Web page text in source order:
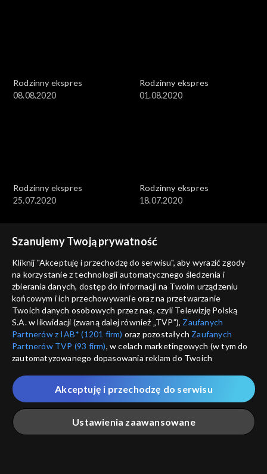
Rodzinny ekspres
08.08.2020
Rodzinny ekspres
01.08.2020
Rodzinny ekspres
25.07.2020
Rodzinny ekspres
18.07.2020
Rodzinny ekspres
11.07.2020
Rodzinny ekspres
04.07.2020
Rodzinny ekspres
27.06.2020
Rodzinny ekspres
20.06.2020
Szanujemy Twoją prywatność
Kliknij "Akceptuję i przechodzę do serwisu", aby wyrazić zgody
na korzystanie z technologii automatycznego śledzenia i
zbierania danych, dostęp do informacji na Twoim urządzeniu
końcowym i ich przechowywanie oraz na przetwarzanie
Twoich danych osobowych przez nas, czyli Telewizję Polską
S.A. w likwidacji (zwaną dalej również „TVP”), Zaufanych
Partnerów z IAB* (1201 firm) oraz pozostałych Zaufanych
Partnerów TVP (93 firm), w celach marketingowych (w tym do
zautomatyzowanego dopasowania reklam do Twoich
które wskazujemy poniżej, a także zgody na udostępnianie
przez nas identyfikatora PPID do Google.
Twoje dane osobowe zbierane podczas odwiedzania przez
Ciebie naszych
poszczególnych serwisówzwanych dalej
„Portalem”, w tym informacje zapisywane za pomocą
Ustawienia zaawansowane
Akceptuję i przechodzę do serwisu